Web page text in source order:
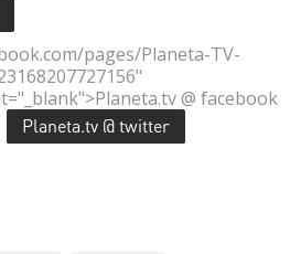
pages/Planeta-TV-
@ facebook
Planeta.tv @ twitter